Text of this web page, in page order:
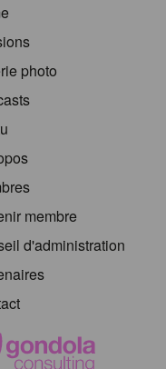
photo
membre
d'administration